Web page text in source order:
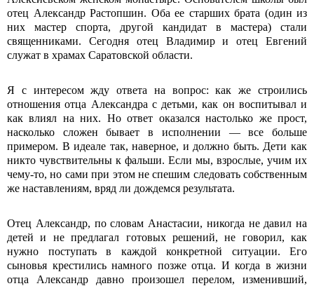
отец Александр Растопшин. Оба ее старших брата (один из
них мастер спорта, другой кандидат в мастера) стали
священниками. Сегодня отец Владимир и отец Евгений
служат в храмах Саратовской области.
Я с интересом жду ответа на вопрос: как же строились
отношения отца Александра с детьми, как он воспитывал и
как влиял на них. Но ответ оказался настолько же прост,
насколько сложен бывает в исполнении ― все больше
примером. В идеале так, наверное, и должно быть. Дети как
никто чувствительны к фальши. Если мы, взрослые, учим их
чему-то, но сами при этом не спешим следовать собственным
же наставлениям, вряд ли дождемся результата.
Отец Александр, по словам Анастасии, никогда не давил на
детей и не предлагал готовых решений, не говорил, как
нужно поступать в каждой конкретной ситуации. Его
сыновья крестились намного позже отца. И когда в жизни
отца Александр давно произошел перелом, изменивший,